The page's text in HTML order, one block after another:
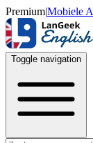
Premium|Mobiele
Toggle navigation